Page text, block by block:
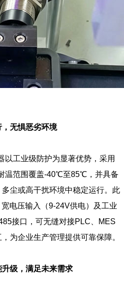
无惧恶劣环境
以工业级防护为显著优势，采用
温范围覆盖-40℃至85℃，并具备
尘或高干扰环境中稳定运行。此
电压输入（9-24V供电）及工业
接口，可无缝对接PLC、MES
为企业生产管理提供可靠保障。
级，满足未来需求